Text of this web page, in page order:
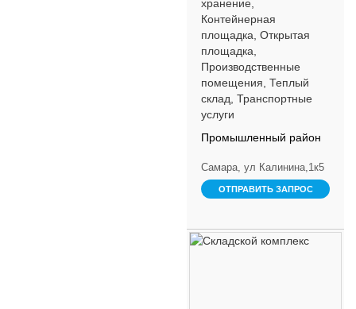
хранение,
Контейнерная
площадка, Открытая
площадка,
Производственные
помещения, Теплый
склад, Транспортные
услуги
Промышленный район
Самара, ул Калинина,1к5
ОТПРАВИТЬ ЗАПРОС